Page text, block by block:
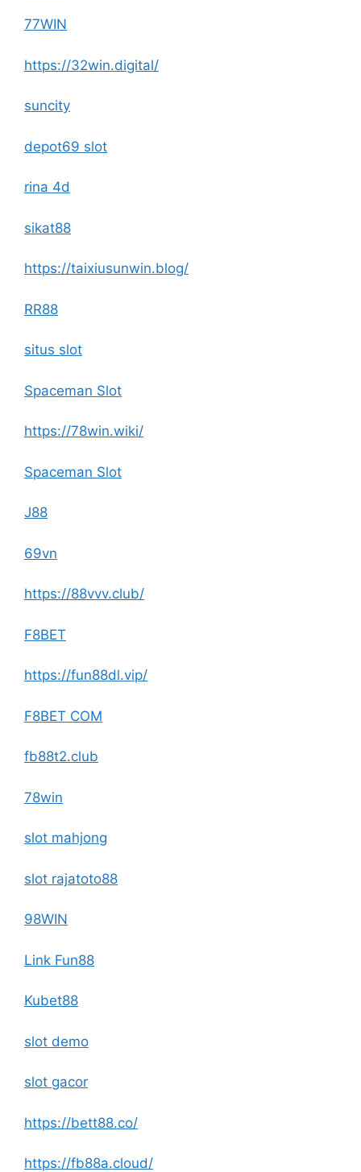
77WIN
https://32win.digital/
suncity
depot69 slot
rina 4d
sikat88
https://taixiusunwin.blog/
RR88
situs slot
Spaceman Slot
https://78win.wiki/
Spaceman Slot
J88
69vn
https://88vvv.club/
F8BET
https://fun88dl.vip/
F8BET COM
fb88t2.club
78win
slot mahjong
slot rajatoto88
98WIN
Link Fun88
Kubet88
slot demo
slot gacor
https://bett88.co/
https://fb88a.cloud/